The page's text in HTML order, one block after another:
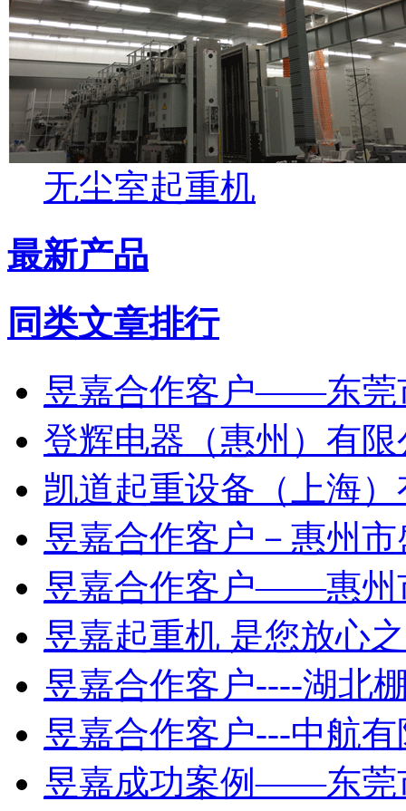
无尘室起重机
最新产品
同类文章排行
昱嘉合作客户——东莞
登辉电器（惠州）有限
凯道起重设备（上海
昱嘉合作客户－惠州
昱嘉合作客户——惠州
昱嘉起重机 是您放心
昱嘉合作客户----湖北
昱嘉合作客户---中航
昱嘉成功案例——东莞